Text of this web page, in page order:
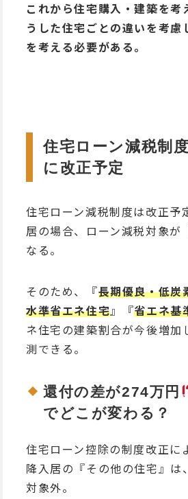
これから住宅購入・建築を考
うした住宅ごとの違いを考慮
を考える必要がある。
住宅ローン減税制
に改正予定
住宅ローン減税制度は改正予
居の場合、ローン減税対象が
なる。
そのため、『⻑期優良・低炭
水準省エネ住宅』『省エネ基
ネ住宅の建築割合が今後増加
測できる。
還付の差が274万円
でどこが変わる？
住宅ローン控除の制度改正に
降入居の『その他の住宅』は
対象外。